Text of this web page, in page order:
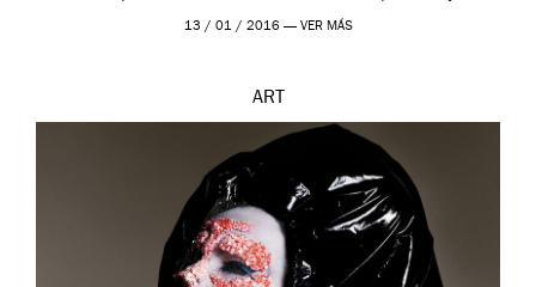
contarnos una […]
13 / 01 / 2016 — VER MÁS
ART